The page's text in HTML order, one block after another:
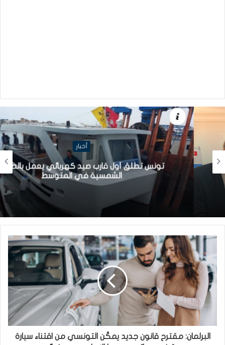
أخبار
تونس تطلق أول قارب صيد كهربائي يعمل بالطاقة
الشمسية في المتوسط
البرلمان: مقترح قانون جديد يمكّن التونسي من اقتناء سيارة